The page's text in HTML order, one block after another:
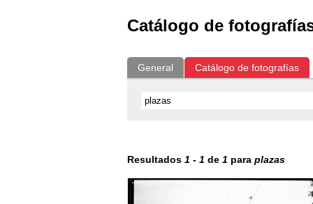
Catálogo de
General Catálogo de fotografías
Resultados 1 - 1 de 1 para plazas